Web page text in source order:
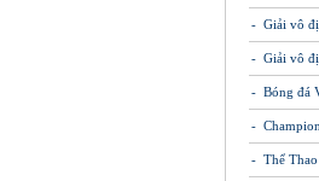
- Giải vô
- Giải vô
- Bóng đá
-
- Thể Thao